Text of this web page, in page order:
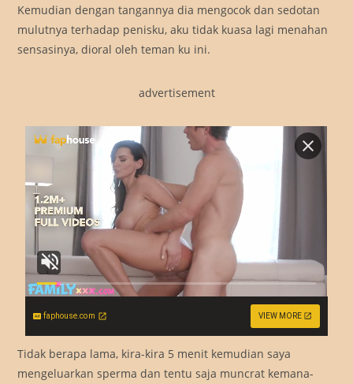
Kemudian dengan tangannya dia mengocok dan sedotan
mulutnya terhadap penisku, aku tidak kuasa lagi menahan
sensasinya, dioral oleh teman ku ini.
advertisement
faphouse.com VIEW MORE
Tidak berapa lama, kira-kira 5 menit kemudian saya
mengeluarkan sperma dan tentu saja muncrat kemana-